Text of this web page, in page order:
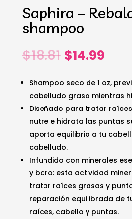
Saphira –
shampoo
$18.81 El
precio
original
era:
$18.81.
$14.99El
es:
Shampoo seco de 1 oz,
cabelludo graso mientras
Diseñado para tratar
nutre e hidrata las puntas
aporta equilibrio a tu
cabelludo.
Infundido con minerales
y boro: esta actividad
tratar raíces grasas y
reparación equilibrada de
raíces, cabello y puntas.